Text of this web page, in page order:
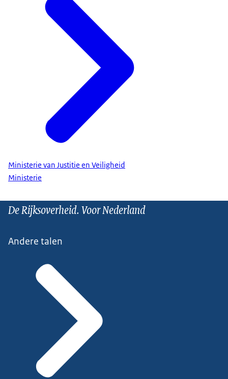
Ministerie van Justitie en Veiligheid
Ministerie
De Rijksoverheid. Voor Nederland
Andere talen